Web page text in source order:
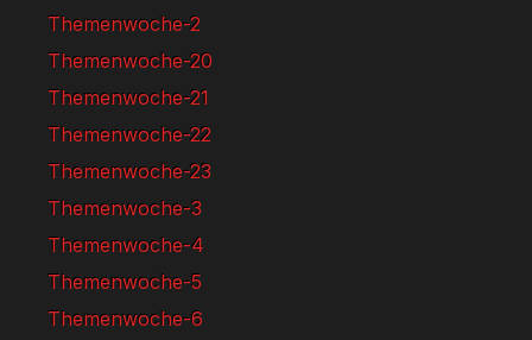
Themenwoche-2
Themenwoche-20
Themenwoche-21
Themenwoche-22
Themenwoche-23
Themenwoche-3
Themenwoche-4
Themenwoche-5
Themenwoche-6